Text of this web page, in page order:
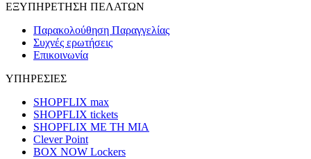
ΕΞΥΠΗΡΕΤΗΣΗ ΠΕΛΑΤΩΝ
Παρακολούθηση Παραγγελίας
Συχνές ερωτήσεις
Επικοινωνία
ΥΠΗΡΕΣΙΕΣ
SHOPFLIX max
SHOPFLIX tickets
SHOPFLIX ΜΕ ΤΗ ΜΙΑ
Clever Point
BOX NOW Lockers